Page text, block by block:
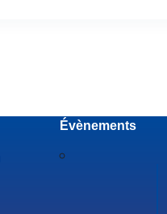
Évènements